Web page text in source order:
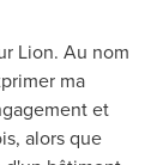
Lion. Au nom
ma
et
alors que